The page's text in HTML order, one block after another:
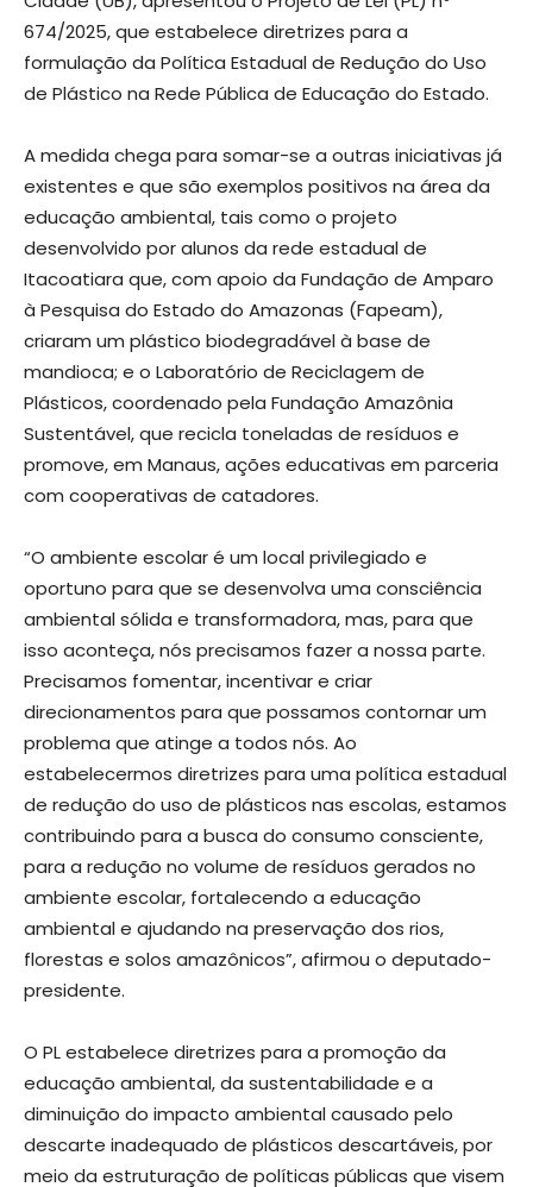
674/2025, que estabelece diretrizes para a
formulação da Política Estadual de Redução do Uso
de Plástico na Rede Pública de Educação do Estado.
A medida chega para somar-se a outras iniciativas já
existentes e que são exemplos positivos na área da
educação ambiental, tais como o projeto
desenvolvido por alunos da rede estadual de
Itacoatiara que, com apoio da Fundação de Amparo
à Pesquisa do Estado do Amazonas (Fapeam),
criaram um plástico biodegradável à base de
mandioca; e o Laboratório de Reciclagem de
Plásticos, coordenado pela Fundação Amazônia
Sustentável, que recicla toneladas de resíduos e
promove, em Manaus, ações educativas em parceria
com cooperativas de catadores.
“O ambiente escolar é um local privilegiado e
oportuno para que se desenvolva uma consciência
ambiental sólida e transformadora, mas, para que
isso aconteça, nós precisamos fazer a nossa parte.
Precisamos fomentar, incentivar e criar
direcionamentos para que possamos contornar um
problema que atinge a todos nós. Ao
estabelecermos diretrizes para uma política estadual
de redução do uso de plásticos nas escolas, estamos
contribuindo para a busca do consumo consciente,
para a redução no volume de resíduos gerados no
ambiente escolar, fortalecendo a educação
ambiental e ajudando na preservação dos rios,
florestas e solos amazônicos”, afirmou o deputado-
presidente.
O PL estabelece diretrizes para a promoção da
educação ambiental, da sustentabilidade e a
diminuição do impacto ambiental causado pelo
descarte inadequado de plásticos descartáveis, por
meio da estruturação de políticas públicas que visem